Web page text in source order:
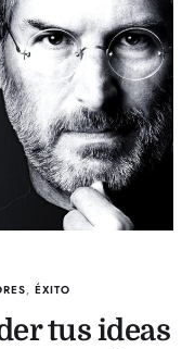
, ÉXITO
tus ideas